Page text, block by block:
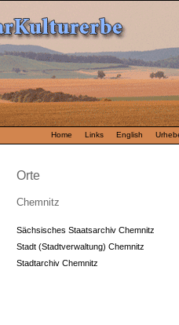
Home Links English
Orte
Chemnitz
Sächsisches Staatsarchiv Chemnitz
Stadt (Stadtverwaltung) Chemnitz
Stadtarchiv Chemnitz